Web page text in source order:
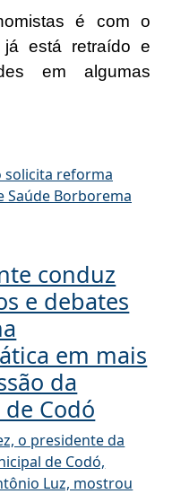
é com o
está retraído e
em algumas
solicita reforma
Saúde Borborema
conduz
e debates
em mais
da
Codó
o presidente da
de Codó,
Luz, mostrou